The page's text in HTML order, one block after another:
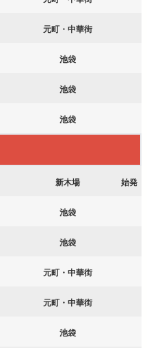
元町・中華街
池袋
池袋
池袋
新木場 始発
池袋
池袋
元町・中華街
元町・中華街
池袋